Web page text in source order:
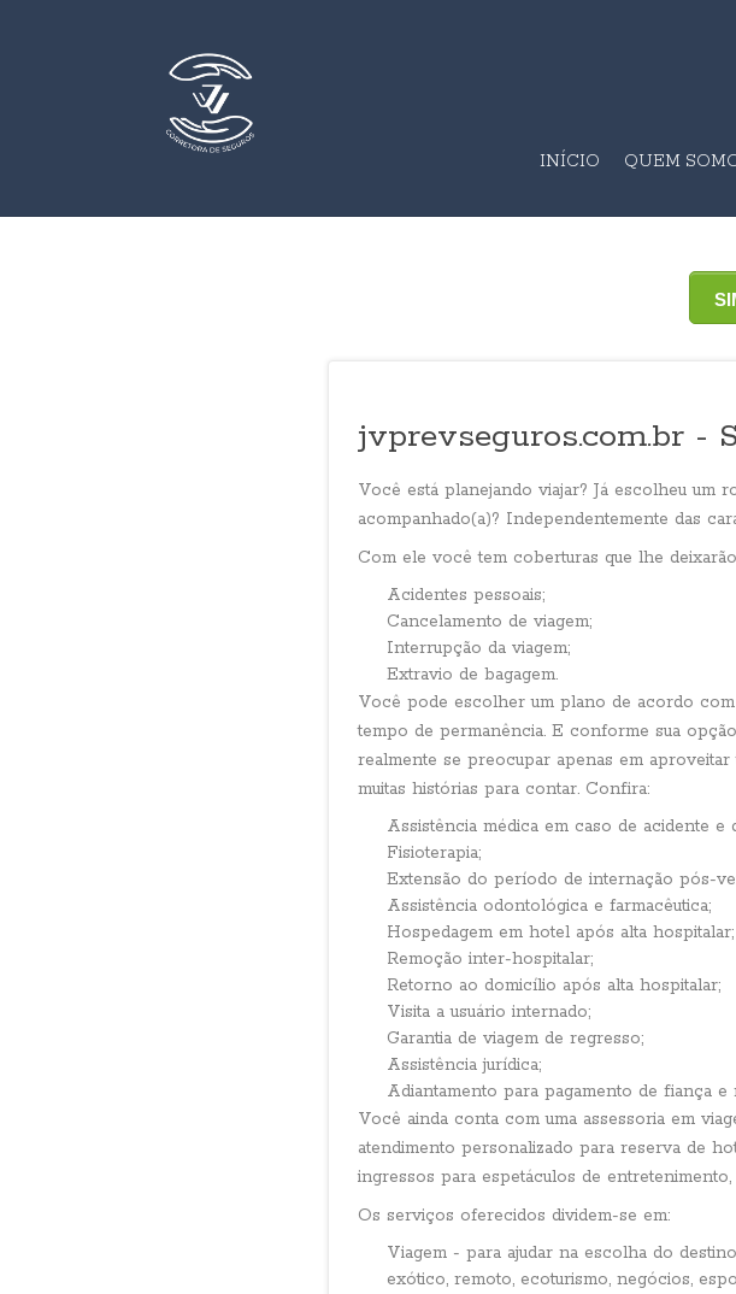
INÍCIO QUEM
jvprevseguros.com.br -
Você está planejando viajar? Já escolheu
acompanhado(a)? Independentemente das
Com ele você tem coberturas que lhe
Acidentes pessoais;
Cancelamento de viagem;
Interrupção da viagem;
Extravio de bagagem.
Você pode escolher um plano de acordo
tempo de permanência. E conforme sua
realmente se preocupar apenas em
muitas histórias para contar. Confira:
Assistência médica em caso de acidente e
Fisioterapia;
Extensão do período de internação pós-
Assistência odontológica e farmacêutica;
Hospedagem em hotel após alta hospitalar;
Remoção inter-hospitalar;
Retorno ao domicílio após alta hospitalar;
Visita a usuário internado;
Garantia de viagem de regresso;
Assistência jurídica;
Adiantamento para pagamento de fiança e
Você ainda conta com uma assessoria em
atendimento personalizado para reserva de
ingressos para espetáculos de entretenimento,
Os serviços oferecidos dividem-se em:
Viagem - para ajudar na escolha do
exótico, remoto, ecoturismo, negócios,